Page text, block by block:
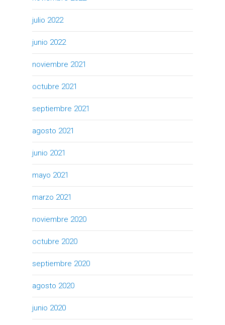
julio 2022
junio 2022
noviembre 2021
octubre 2021
septiembre 2021
agosto 2021
junio 2021
mayo 2021
marzo 2021
noviembre 2020
octubre 2020
septiembre 2020
agosto 2020
junio 2020